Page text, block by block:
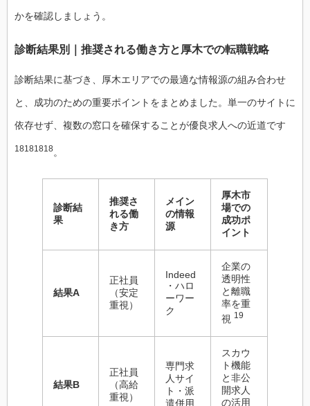
かを確認しましょう。
診断結果別｜推奨される働き方と厚木での転職戦略
診断結果に基づき、厚木エリアでの最適な情報源の組み合わせ
と、成功のための重要ポイントをまとめました。単一のサイトに
依存せず、複数の窓口を確保することが優良求人への近道です
18181818。
診断結
果
推奨さ
れる働
き方
メイン
の情報
源
厚木市
場での
成功ポ
イント
結果A
正社員
（安定
重視）
Indeed
・ハロ
ーワー
ク
企業の
透明性
と離職
率を重
視 19
結果B
正社員
（高給
重視）
専門求
人サイ
ト・派
遣併用
スカウ
ト機能
と非公
開求人
の活用